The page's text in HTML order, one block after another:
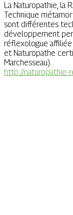
La Naturopathie, la
Technique
sont différentes
développement
réflexologue
et Naturopathe
Marchesseau).
http://naturopathie-